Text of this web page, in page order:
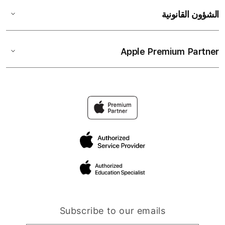
الشؤون القانونية
Apple Premium Partner
Subscribe to our emails